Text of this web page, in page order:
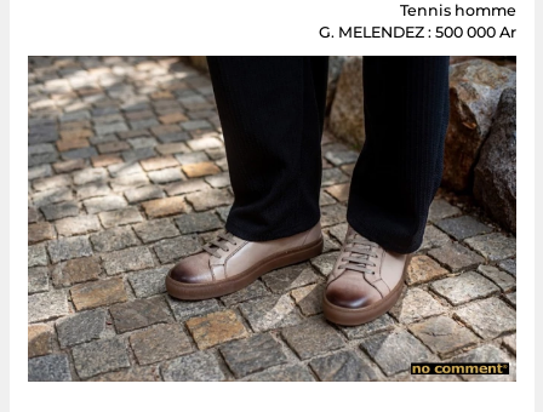
Tennis homme
G. MELENDEZ : 500 000 Ar